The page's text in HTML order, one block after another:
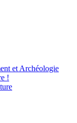
et Archéologie
!